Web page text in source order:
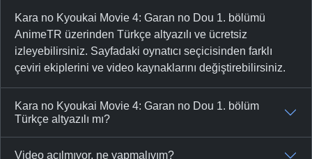
Kara no Kyoukai Movie 4: Garan no Dou 1. bölümü
AnimeTR üzerinden Türkçe altyazılı ve ücretsiz
izleyebilirsiniz. Sayfadaki oynatıcı seçicisinden farklı
çeviri ekiplerini ve video kaynaklarını değiştirebilirsiniz.
Kara no Kyoukai Movie 4: Garan no Dou 1. bölüm
Türkçe altyazılı mı?
Video açılmıyor, ne yapmalıyım?